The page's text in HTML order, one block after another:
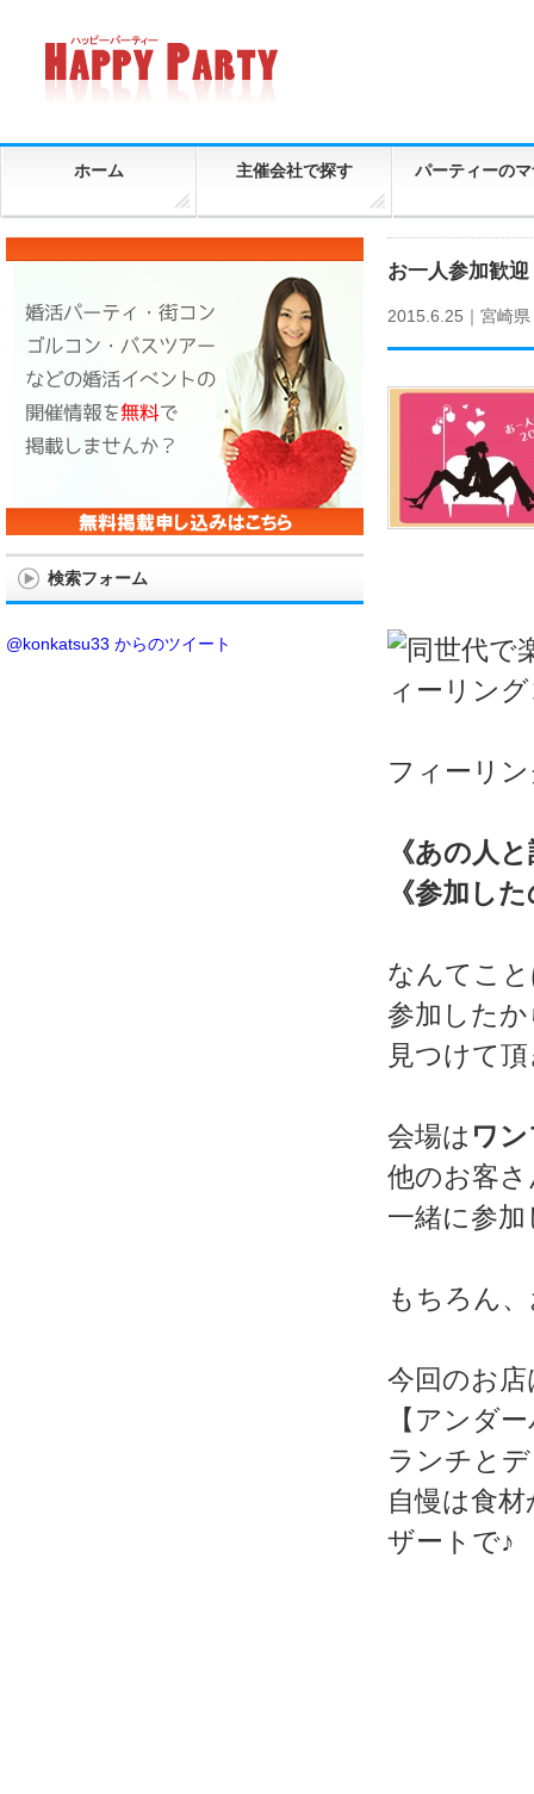
ホーム 主催会社で探す パーティーの
お一人参加歓
2015.6.25｜ 宮崎県
フィーリ
《あの人
《参加し
なんてこ
参加した
見つけて
会場は ワ
他のお客
一緒に参
もちろん
今回のお
【アンダ
ランチと
自慢は食
ザートで♪
検索フォーム
@konkatsu33 からのツイート